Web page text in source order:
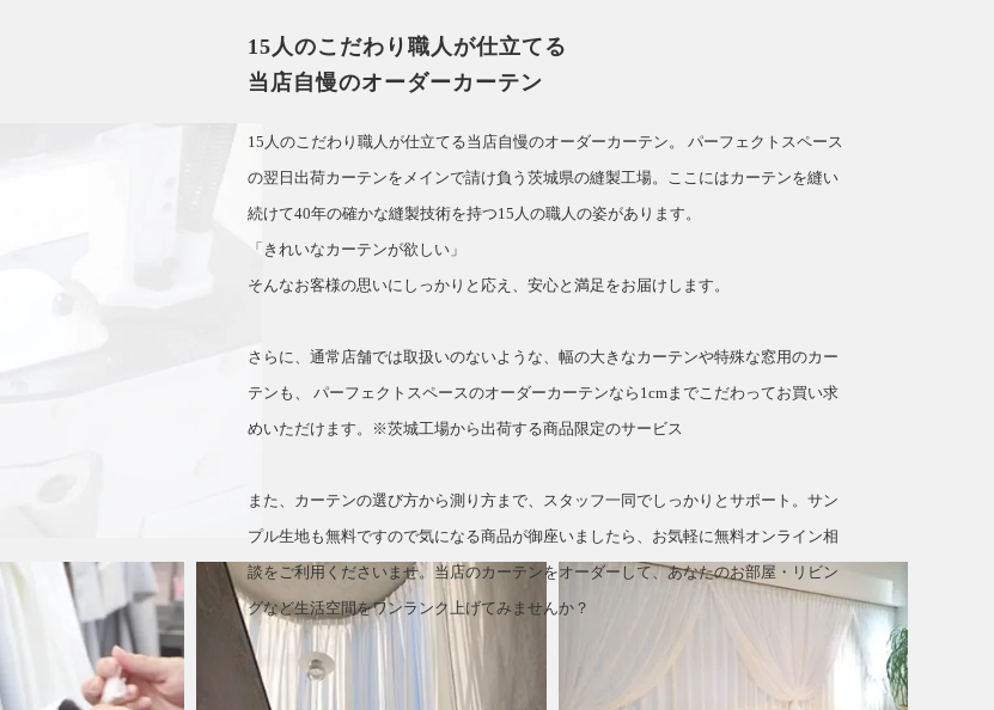
15人のこだわり職人が仕立てる
当店自慢のオーダーカーテン
15人のこだわり職人が仕立てる当店自慢のオーダーカーテン。
パーフェクトスペース
の翌日出荷カーテンをメインで請け負う茨城県の縫製工場。ここにはカーテンを縫い
続けて40年の確かな縫製技術を持つ15人の職人の姿があります。
「きれいなカーテンが欲しい」
そんなお客様の思いにしっかりと応え、安心と満足をお届けします。
さらに、通常店舗では取扱いのないような、幅の大きなカーテンや特殊な窓用のカー
テンも、 パーフェクトスペースのオーダーカーテンなら1cmまでこだわってお買い求
めいただけます。※茨城工場から出荷する商品限定のサービス
また、カーテンの選び方から測り方まで、スタッフ一同でしっかりとサポート。サン
プル生地も無料ですので気になる商品が御座いましたら、お気軽に無料オンライン相
談をご利用くださいませ。当店のカーテンをオーダーして、あなたのお部屋・リビン
グなど生活空間をワンランク上げてみませんか？